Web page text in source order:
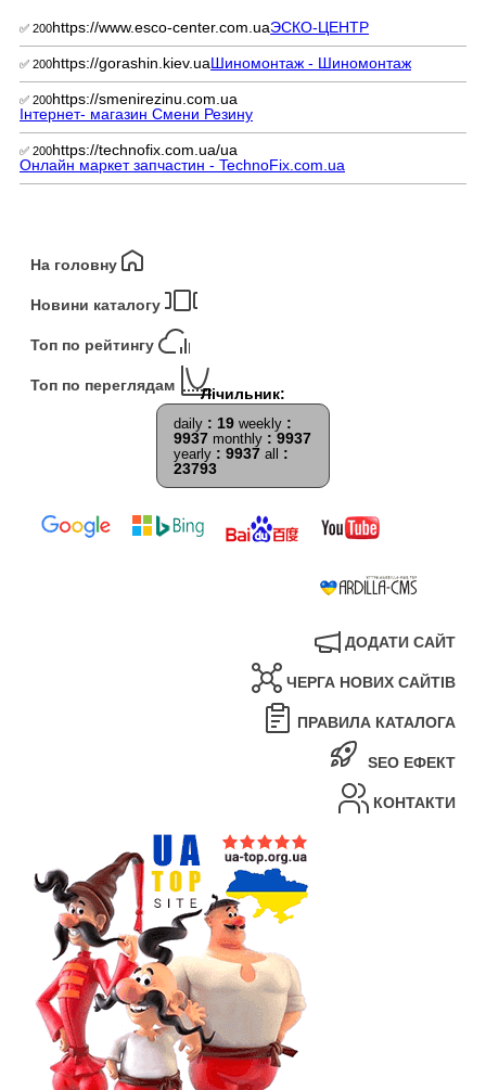
✅ 200https://www.esco-center.com.uaЭСКО-ЦЕНТР
✅ 200https://gorashin.kiev.uaШиномонтаж - Шиномонтаж
✅ 200https://smenirezinu.com.ua
Інтернет- магазин Смени Резину
✅ 200https://technofix.com.ua/ua
Онлайн маркет запчастин - TechnoFix.com.ua
На головну
Новини каталогу
Топ по рейтингу
Топ по переглядам
daily : 19 weekly :
9937 monthly : 9937
yearly : 9937 all
:
23793
ДОДАТИ САЙТ
ЧЕРГА НОВИХ САЙТІВ
ПРАВИЛА КАТАЛОГА
SEO ЕФЕКТ
КОНТАКТИ